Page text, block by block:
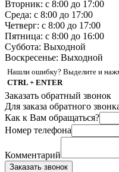
Вторник: с 8:00 до 17:00
Среда: с 8:00 до 17:00
Четверг: с 8:00 до 17:00
Пятница: с 8:00 до 16:00
Суббота: Выходной
Воскресенье: Выходной
Нашли ошибку? Выделите и
CTRL + ENTER
Заказать обратный звонок
Для заказа обратного
Как к Вам обращаться?
Номер телефона
Комментарий
Заказать звонок